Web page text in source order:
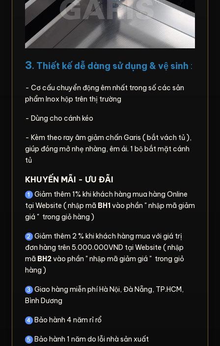
3. Thiết kế dễ dàng sử dụng & vệ sinh :
- Cơ cấu chuyển động êm nhất trong số các sản
phẩm Inox hộp trên thị trường
- Dùng cho cánh kéo
- Kèm theo ray âm giảm chấn Garis ( bắt vách tủ ),
giúp đóng mở nhẹ nhàng, êm ái. 1 bộ bắt mặt cánh
tủ
KHUYẾN MÃI - ƯU ĐÃI
Giảm thêm 1% khi khách hàng mua hàng Online
tại Website ( nhập mã BH1vào phần " nhập mã giảm
giá " trong giỏ hàng )
Giảm thêm 2 % khi khách hàng mua với giá trị
đơn hàng trên 5.000.000VND tại Website ( nhập
mã BH2vào phần " nhập mã giảm giá " trong giỏ
hàng )
Giao hàng miễn phí Hà Nội, Đà Nẵng, TP.HCM,
Bình Dương
Bảo hành 4 năm rỉ rổ
Bảo hành 1 năm do lỗi nhà sản xuất